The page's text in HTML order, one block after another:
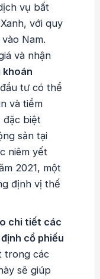
vụ bất
với quy
Nam.
và nhận
khoán
tư có thể
và tiềm
đặc biệt
sản tại
niêm yết
2021, một
định vị thế
chi tiết các
cổ phiếu
trong các
sẽ giúp